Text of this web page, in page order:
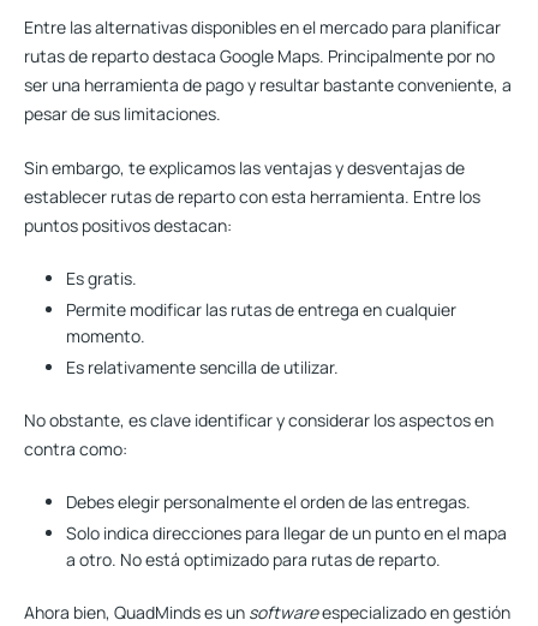
Entre las alternativas disponibles en el mercado para planificar
rutas de reparto destaca Google Maps. Principalmente por no
ser una herramienta de pagoy resultar bastante conveniente, a
pesar de sus limitaciones.
Sin embargo, te explicamos las ventajas y desventajas de
establecer rutas de reparto con esta herramienta. Entre los
puntos positivos destacan:
Es gratis.
Permite modificar las rutas de entrega en cualquier
momento.
Es relativamente sencilla de utilizar.
No obstante, es clave identificar y considerar los aspectos en
contra como:
Debes elegir personalmente el orden de las entregas.
Solo indica direcciones para llegar de un punto en el mapa
a otro. No está optimizado para rutas de reparto.
Ahora bien, QuadMinds es un softwareespecializado en gestión